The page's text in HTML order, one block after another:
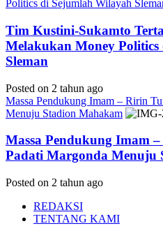
Politics di Sejumlah Wilayah
Tim Kustini-Sukamto
Melakukan Money
Sleman
Posted on 2 tahun ago
Massa Pendukung Imam – Ririn
Menuju Stadion Mahakam
Massa Pendukung Imam
Padati Margonda Menuju
Posted on 2 tahun ago
REDAKSI
TENTANG KAMI